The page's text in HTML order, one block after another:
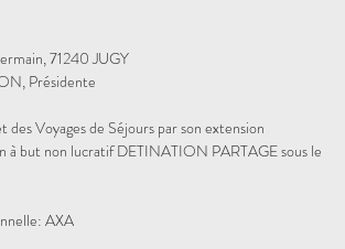
71240 JUGY
Présidente
Voyages de Séjours par son extension
à but non lucratif DETINATION PARTAGE sous le
AXA